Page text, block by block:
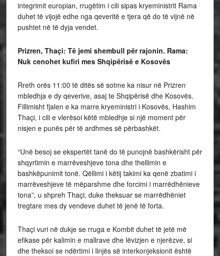
integrimit europian, rrugëtim i cili sipas kryeministrit Rama
duhet të vijojë edhe nga qeveritë e tjera që do të vijnë në
pushtet në të dyja vendet.
Prizren, Thaçi: Të jemi shembull për rajonin. Rama:
Nuk cenohet kufiri mes Shqipërisë e Kosovës
Rreth orës 11:00 të ditës së sotme ka nisur në Prizren
mbledhja e dy qeverive, asaj te Shqipërisë dhe Kosovës.
Fillimisht fjalen e ka marre kryeministri i Kosovës, Hashim
Thaçi, i cili e vlerësoi këtë mbledhje si një moment për
nisjen e punës për të ardhmes së përbashkët.
“Unë besoj se ekspertët tanë do të punojnë bashkërisht për
shqyrtimin e marrëveshjeve tona dhe thellimin e
bashkëpunimit tonë. Qëllimi i këtij takimi ka qenë zbatimi i
marrëveshjeve të mëparshme dhe forcimi i marrëdhënieve
tona”, u shpreh Thaçi, duke theksuar se marrëdhëniet
tregtare mes dy vendeve duhet të jenë të forta.
Thaçi vuri në dukje se rruga e Kombit duhet të jetë më
efikase për kalimin e mallrave dhe lëvizjen e njerëzve, si
dhe theksoi se ndërtimi i linjës së interkonjeksionit është